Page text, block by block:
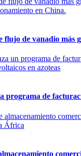
flujo de vanadio más
programa de